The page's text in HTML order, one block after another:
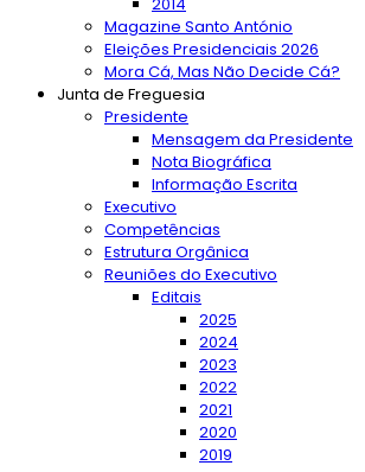
2014
Magazine Santo António
Eleições Presidenciais 2026
Mora Cá, Mas Não Decide Cá?
Junta de Freguesia
Presidente
Mensagem da Presidente
Nota Biográfica
Informação Escrita
Executivo
Competências
Estrutura Orgânica
Reuniões do Executivo
Editais
2025
2024
2023
2022
2021
2020
2019